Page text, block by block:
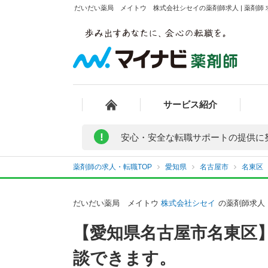
だいだい薬局 メイトウ 株式会社シセイの薬剤師求人 | 薬剤師
サービス紹介
! 安心・安全な転職サポートの提供に
薬剤師の求人・転職TOP 愛知県 名古屋市 名東区
だいだい薬局 メイトウ 株式会社シセイ の薬剤師求人
【愛知県名古屋市名東
談できます。